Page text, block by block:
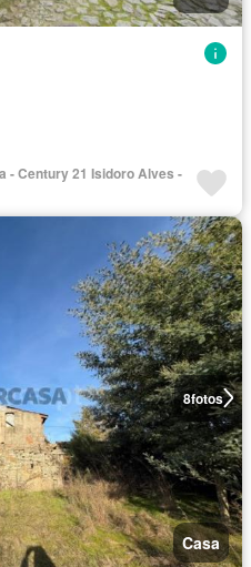
- Century 21 Isidoro Alves -
8fotos
Casa